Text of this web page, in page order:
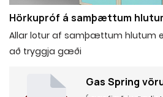
Hörkupróf á samþættum
Allar lotur af samþættum hlutum
að tryggja gæði
Gas Spring